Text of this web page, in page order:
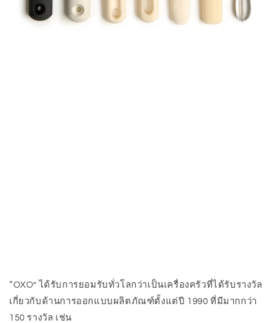
“OXO” ได้รับการยอมรับทั่วโลกว่าเป็นเครื่องครัวที่ได้รับรางวัล
เกี่ยวกับด้านการออกแบบผลิตภัณฑ์ตั้งแต่ปี 1990 ที่มีมากกว่า
150 รางวัล เช่น